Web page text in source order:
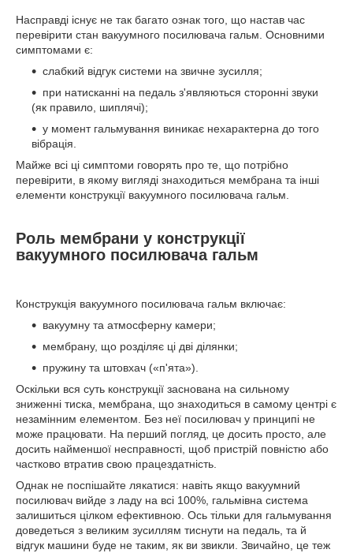
Насправді існує не так багато ознак того, що настав час
перевірити стан вакуумного посилювача гальм. Основними
симптомами є:
слабкий відгук системи на звичне зусилля;
при натисканні на педаль з'являються сторонні звуки
(як правило, шиплячі);
у момент гальмування виникає нехарактерна до того
вібрація.
Майже всі ці симптоми говорять про те, що потрібно
перевірити, в якому вигляді знаходиться мембрана та інші
елементи конструкції вакуумного посилювача гальм.
Роль мембрани у конструкції
вакуумного посилювача гальм
Конструкція вакуумного посилювача гальм включає:
вакуумну та атмосферну камери;
мембрану, що розділяє ці дві ділянки;
пружину та штовхач («п'ята»).
Оскільки вся суть конструкції заснована на сильному
зниженні тиска, мембрана, що знаходиться в самому центрі є
незамінним елементом. Без неї посилювач у принципі не
може працювати. На перший погляд, це досить просто, але
досить найменшої несправності, щоб пристрій повністю або
частково втратив свою працездатність.
Однак не поспішайте лякатися: навіть якщо вакуумний
посилювач вийде з ладу на всі 100%, гальмівна система
залишиться цілком ефективною. Ось тільки для гальмування
доведеться з великим зусиллям тиснути на педаль, та й
відгук машини буде не таким, як ви звикли. Звичайно, це теж